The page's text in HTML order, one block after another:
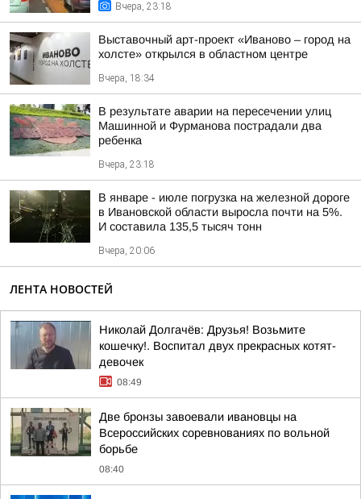
Вчера, 23:18
Выставочный арт-проект «Иваново – город на
холсте» открылся в областном центре
Вчера, 18:34
В результате аварии на пересечении улиц
Машинной и Фурманова пострадали два
ребенка
Вчера, 23:18
В январе - июле погрузка на железной дороге
в Ивановской области выросла почти на 5%.
И составила 135,5 тысяч тонн
Вчера, 20:06
ЛЕНТА НОВОСТЕЙ
Николай Долгачёв: Друзья! Возьмите
кошечку!. Воспитал двух прекрасных котят-
девочек
08:49
Две бронзы завоевали ивановцы на
Всероссийских соревнованиях по вольной
борьбе
08:40